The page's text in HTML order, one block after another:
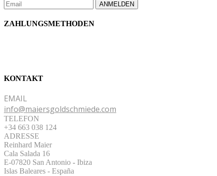
ANMELDEN
ZAHLUNGSMETHODEN
KONTAKT
EMAIL
info@maiersgoldschmiede.com
TELEFON
+34 663 038 124
ADRESSE
Reinhard Maier
Cala Salada 16
E-07820 San Antonio - Ibiza
Islas Baleares - España